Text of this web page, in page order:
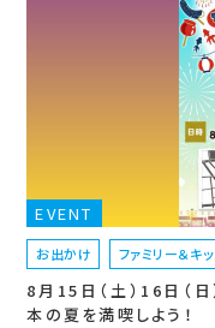
EVENT
お出かけ ファミリー＆キ
8月15日（土）16日（
本の夏を満喫しよう！